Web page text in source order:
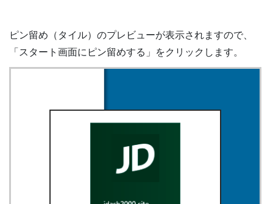
ピン留め（タイル）のプレビューが表示されますので、
「スタート画面にピン留めする」をクリックします。